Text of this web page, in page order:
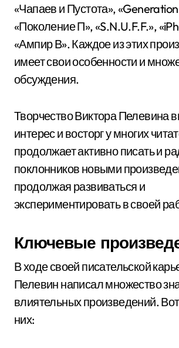
«Чапаев и Пустота», «Generation
«Поколение П», «S.N.U.F.F.»,
«Ампир В». Каждое из этих
имеет свои особенности и
обсуждения.
Творчество Виктора Пелевина
интерес и восторг у многих
продолжает активно писать и
поклонников новыми
продолжая развиваться и
экспериментировать в своей
Ключевые
В ходе своей писательской
Пелевин написал множество
влиятельных произведений.
них: